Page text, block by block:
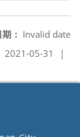
： Invalid date
2021-05-31 |